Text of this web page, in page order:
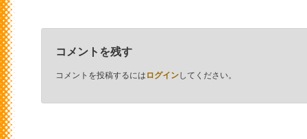
コメントを残す
コメントを投稿するには ログインしてください。